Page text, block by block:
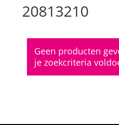
20813210
Geen producten
je zoekcriteria